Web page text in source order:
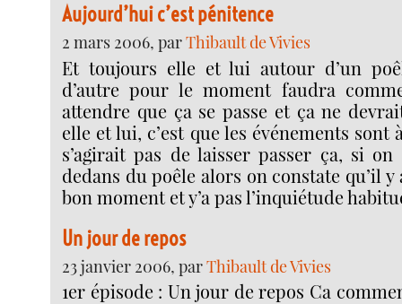
Aujourd’hui c’est pénitence
2 mars 2006, parThibault de Vivies
Et toujours elle et lui autour d’un
d’autre pour le moment faudra
attendre que ça se passe et ça ne
elle et lui, c’est que les événements sont
s’agirait pas de laisser passer ça, si
dedans du poêle alors on constate qu’il
bon moment et y’a pas l’inquiétude
Un jour de repos
23 janvier 2006, parThibault de Vivies
1er épisode : Un jour de repos Ca